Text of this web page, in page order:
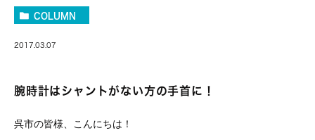
COLUMN
2017.03.07
腕時計はシャントがない方の手首に！
呉市の皆様、こんにちは！